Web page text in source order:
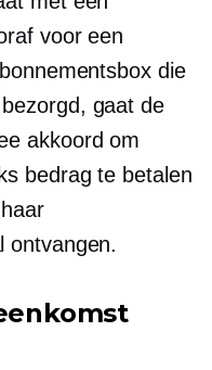
voor een
die
gaat de
akkoord om
bedrag te betalen
ontvangen.